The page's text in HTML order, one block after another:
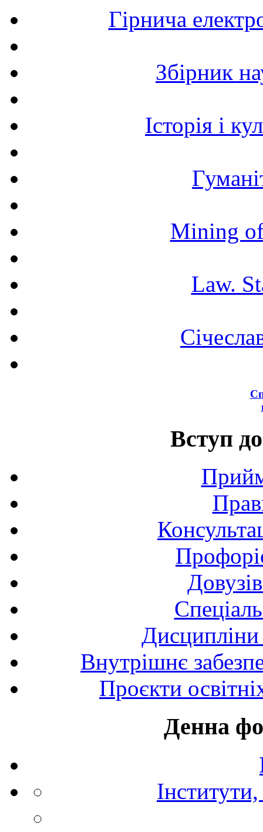
Гірнича
Збірник
Історія і
Mining
Law.
Вступ
Внутрішнє
Проєкти
Денна